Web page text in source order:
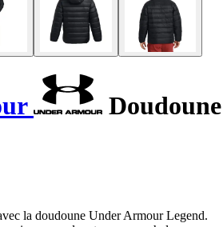
Doudoune
la doudoune Under Armour Legend.